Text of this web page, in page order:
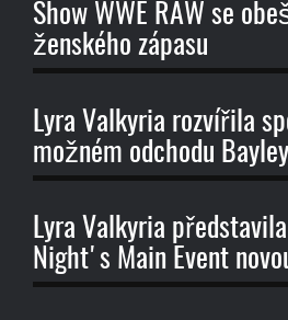
Show WWE RAW se
ženského zápasu
Lyra Valkyria rozvířila
možném odchodu
Lyra Valkyria
Night's Main Event